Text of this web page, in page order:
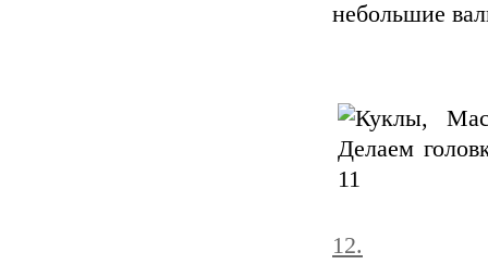
небольшие
12.